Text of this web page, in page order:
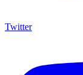
Twitter